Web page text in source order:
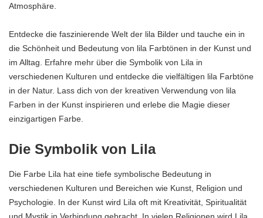
Atmosphäre.
Entdecke die faszinierende Welt der lila Bilder und tauche ein in
die Schönheit und Bedeutung von lila Farbtönen in der Kunst und
im Alltag. Erfahre mehr über die Symbolik von Lila in
verschiedenen Kulturen und entdecke die vielfältigen lila Farbtöne
in der Natur. Lass dich von der kreativen Verwendung von lila
Farben in der Kunst inspirieren und erlebe die Magie dieser
einzigartigen Farbe.
Die Symbolik von Lila
Die Farbe Lila hat eine tiefe symbolische Bedeutung in
verschiedenen Kulturen und Bereichen wie Kunst, Religion und
Psychologie. In der Kunst wird Lila oft mit Kreativität, Spiritualität